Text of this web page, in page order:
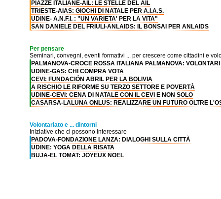
PIAZZE ITALIANE-AIL: LE STELLE DEL AIL
TRIESTE-AIAS: GIOCHI DI NATALE PER A.I.A.S.
UDINE- A.N.F.I. : "UN VARIETA' PER LA VITA"
SAN DANIELE DEL FRIULI-ANLAIDS: IL BONSAI PER ANLAIDS
Per pensare
Seminari, convegni, eventi formativi ... per crescere come cittadini e
PALMANOVA-CROCE ROSSA ITALIANA PALMANOVA:
UDINE-GAS: CHI COMPRA VOTA
CEVI: FUNDACIÓN ABRIL PER LA BOLIVIA
A RISCHIO LE RIFORME SU TERZO SETTORE E POVERTÀ
UDINE-CEVI: CENA DI NATALE CON IL CEVI E NON SOLO
CASARSA-LALUNA ONLUS: REALIZZARE UN FUTURO OLTRE
Volontariato e ... dintorni
Iniziative che ci possono interessare
PADOVA-FONDAZIONE LANZA: DIALOGHI SULLA CITTÀ
UDINE: YOGA DELLA RISATA
BUJA-EL TOMAT: JOYEUX NOEL